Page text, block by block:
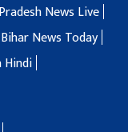
News Live
Bihar News Today
Hindi